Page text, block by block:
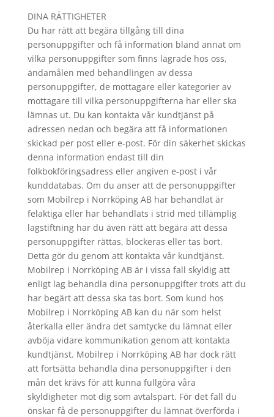
DINA RÄTTIGHETER
Du har rätt att begära tillgång till dina
personuppgifter och få information bland annat om
vilka personuppgifter som finns lagrade hos oss,
ändamålen med behandlingen av dessa
personuppgifter, de mottagare eller kategorier av
mottagare till vilka personuppgifterna har eller ska
lämnas ut. Du kan kontakta vår kundtjänst på
adressen nedan och begära att få informationen
skickad per post eller e-post. För din säkerhet skickas
denna information endast till din
folkbokföringsadress eller angiven e-post i vår
kunddatabas. Om du anser att de personuppgifter
som Mobilrep i Norrköping AB har behandlat är
felaktiga eller har behandlats i strid med tillämplig
lagstiftning har du även rätt att begära att dessa
personuppgifter rättas, blockeras eller tas bort.
Detta gör du genom att kontakta vår kundtjänst.
Mobilrep i Norrköping AB är i vissa fall skyldig att
enligt lag behandla dina personuppgifter trots att du
har begärt att dessa ska tas bort. Som kund hos
Mobilrep i Norrköping AB kan du när som helst
återkalla eller ändra det samtycke du lämnat eller
avböja vidare kommunikation genom att kontakta
kundtjänst. Mobilrep i Norrköping AB har dock rätt
att fortsätta behandla dina personuppgifter i den
mån det krävs för att kunna fullgöra våra
skyldigheter mot dig som avtalspart. För det fall du
önskar få de personuppgifter du lämnat överförda i